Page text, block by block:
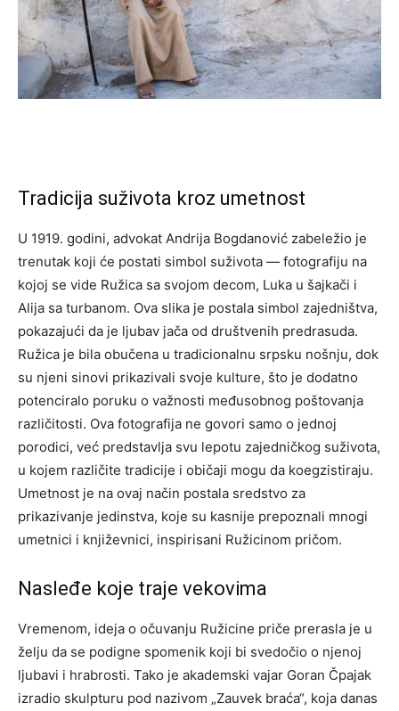
Tradicija suživota kroz umetnost
U 1919. godini, advokat Andrija Bogdanović zabeležio je
trenutak koji će postati simbol suživota — fotografiju na
kojoj se vide Ružica sa svojom decom, Luka u šajkači i
Alija sa turbanom. Ova slika je postala simbol zajedništva,
pokazajući da je ljubav jača od društvenih predrasuda.
Ružica je bila obučena u tradicionalnu srpsku nošnju, dok
su njeni sinovi prikazivali svoje kulture, što je dodatno
potenciralo poruku o važnosti međusobnog poštovanja
različitosti. Ova fotografija ne govori samo o jednoj
porodici, već predstavlja svu lepotu zajedničkog suživota,
u kojem različite tradicije i običaji mogu da koegzistiraju.
Umetnost je na ovaj način postala sredstvo za
prikazivanje jedinstva, koje su kasnije prepoznali mnogi
umetnici i književnici, inspirisani Ružicinom pričom.
Nasleđe koje traje vekovima
Vremenom, ideja o očuvanju Ružicine priče prerasla je u
želju da se podigne spomenik koji bi svedočio o njenoj
ljubavi i hrabrosti. Tako je akademski vajar Goran Čpajak
izradio skulpturu pod nazivom „Zauvek braća“, koja danas